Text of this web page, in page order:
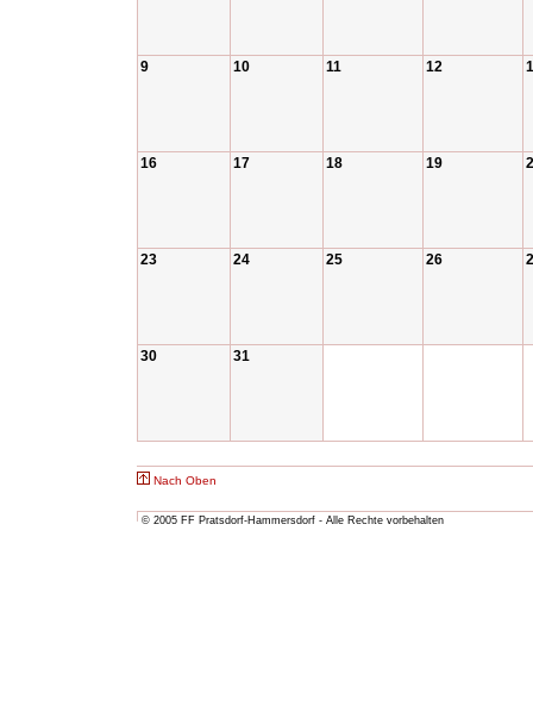
9 10 11 12
16 17 18 19
23 24 25 26
30 31
Nach Oben
© 2005 FF Pratsdorf-Hammersdorf - Alle Rechte vorbehalten